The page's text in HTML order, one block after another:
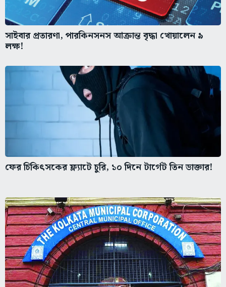
সাইবার প্রতারণা, পারকিনসনস আক্রান্ত বৃদ্ধা খোয়ালেন ৯
লক্ষ!
ফের চিকিৎসকের ফ্ল্যাটে চুরি, ১০ দিনে টার্গেট তিন ডাক্তার!